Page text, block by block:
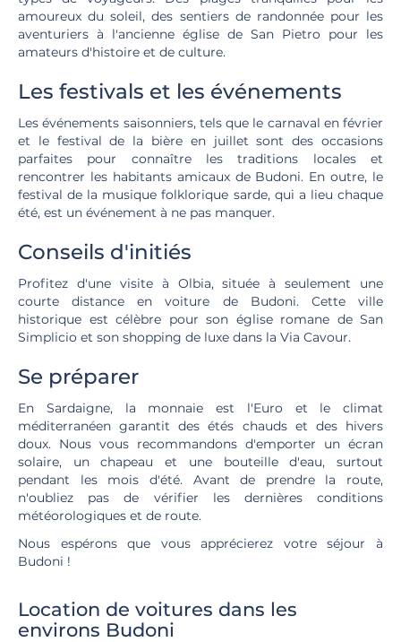
amoureux du soleil, des sentiers de randonnée pour les
aventuriers à l'ancienne église de San Pietro pour les
amateurs d'histoire et de culture.
Les festivals et les événements
Les événements saisonniers, tels que le carnaval en février
et le festival de la bière en juillet sont des occasions
parfaites pour connaître les traditions locales et
rencontrer les habitants amicaux de Budoni. En outre, le
festival de la musique folklorique sarde, qui a lieu chaque
été, est un événement à ne pas manquer.
Conseils d'initiés
Profitez d'une visite à Olbia, située à seulement une
courte distance en voiture de Budoni. Cette ville
historique est célèbre pour son église romane de San
Simplicio et son shopping de luxe dans la Via Cavour.
Se préparer
En Sardaigne, la monnaie est l'Euro et le climat
méditerranéen garantit des étés chauds et des hivers
doux. Nous vous recommandons d'emporter un écran
solaire, un chapeau et une bouteille d'eau, surtout
pendant les mois d'été. Avant de prendre la route,
n'oubliez pas de vérifier les dernières conditions
météorologiques et de route.
Nous espérons que vous apprécierez votre séjour à
Budoni !
Location de voitures dans les
environs Budoni